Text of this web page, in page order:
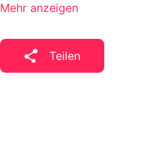
Mehr anzeigen
Teilen